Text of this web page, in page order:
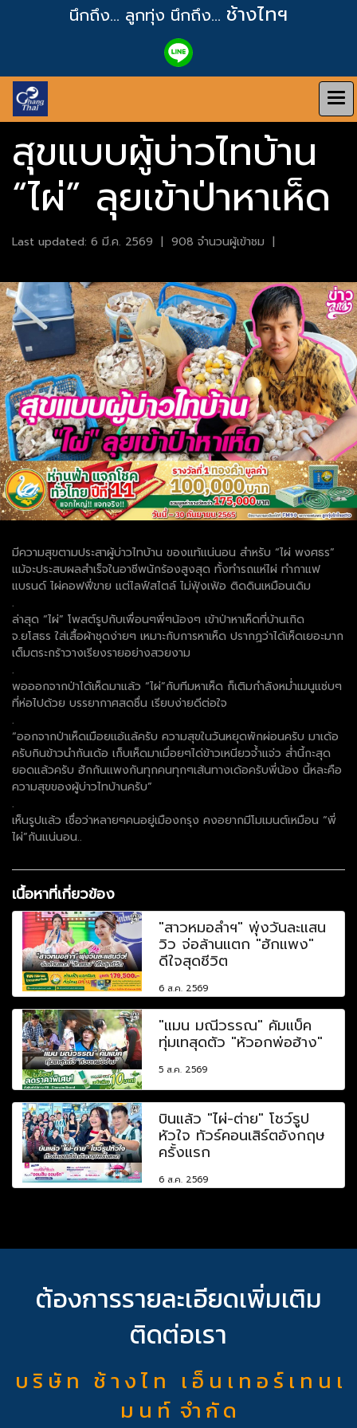
นึกถึง... ลูกทุ่ง นึกถึง... ช้างไทฯ
สุขแบบผู้บ่าวไทบ้าน
“ไผ่” ลุยเข้าป่าหาเห็ด
Last updated: 6 มี.ค. 2569 | 908 จำนวนผู้เข้าชม |
มีความสุขตามประสาผู้บ่าวไทบ้าน ของแท้แน่นอน สำหรับ “ไผ่ พงศธร”
แม้จะประสบผลสำเร็จในอาชีพนักร้องสูงสุด ทั้งทำรถแห่ไผ่ ทำกาแฟ
แบรนด์ ไผ่คอฟฟี่ขาย แต่ไลฟ์สไตล์ ไม่ฟุ้งเฟ้อ ติดดินเหมือนเดิม
.
ล่าสุด “ไผ่” โพสต์รูปกับเพื่อนๆพี่ๆน้องๆ เข้าป่าหาเห็ดที่บ้านเกิด
จ.ยโสธร ใส่เสื้อผ้าชุดง่ายๆ เหมาะกับการหาเห็ด ปรากฏว่าได้เห็ดเยอะมาก
เต็มตระกร้าวางเรียงรายอย่างสวยงาม
.
พอออกจากป่าได้เห็ดมาแล้ว “ไผ่”กับทีมหาเห็ด ก็เติมกำลังหม่ำเมนูแซ่บๆ
ที่ห่อไปด้วย บรรยากาศสดชื่น เรียบง่ายดีต่อใจ
.
“ออกจากป่าเห็ดเมือยแอ้แล้ครับ ความสุขในวันหยุดพักผ่อนครับ มาเด้อ
ครับกินข้าวนำกันเด้อ เก็บเห็ดมาเมื่อยๆได่ข้าวเหนียวจ้ำแจ่ว ส่ำนี้กะสุด
ยอดแล้วครับ ฮักกันแพงกันทุกคนทุกๆเส้นทางเด้อครับพี่น้อง นี้หละคือ
ความสุขของผู้บ่าวไทบ้านครับ”
.
เห็นรูปแล้ว เชื่อว่าหลายๆคนอยู่เมืองกรุง คงอยากมีโมเมนต์เหมือน “พี่
ไผ่”กันแน่นอน..
เนื้อหาที่เกี่ยวข้อง
"สาวหมอลำฯ" พุ่งวันละแสน
วิว จ่อล้านแตก "ฮักแพง"
ดีใจสุดชีวิต
6 ส.ค. 2569
"แมน มณีวรรณ" คัมแบ็ค
ทุ่มเทสุดตัว "หัวอกพ่อฮ้าง"
5 ส.ค. 2569
บินแล้ว "ไผ่-ต่าย" โชว์รูป
หัวใจ ทัวร์คอนเสิร์ตอังกฤษ
ครั้งแรก
6 ส.ค. 2569
ต้องการรายละเอียดเพิ่มเติม
ติดต่อเรา
บ ริ ษั ท ช้ า ง ไ ท เ อ็ น เ ท อ ร์ เ ท น เ
ม น ท์ จำ กั ด